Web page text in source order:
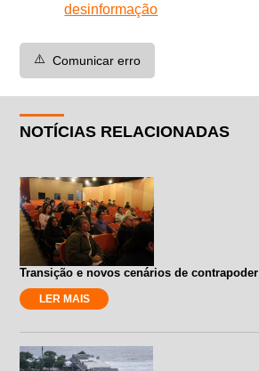
desinformação
⚠️ Comunicar erro
NOTÍCIAS RELACIONADAS
Transição e novos cenários de contrapoder
LER MAIS